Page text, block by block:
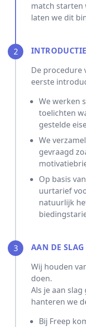
match
laten we dit
2
De procedure
eerste
We werken
toelichten
gestelde
We
gevraagd
Op basis
uurtarief
natuurlijk
3
AAN DE SLAG
Wij houden
doen.
Als je aan
hanteren we
Bij Freep